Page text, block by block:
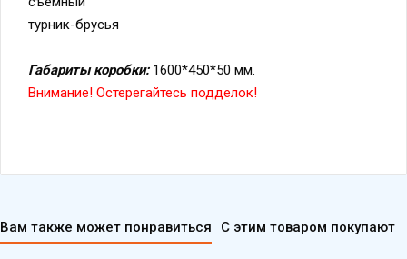
турник-брусья
Габариты коробки:1600*450*50 мм.
Внимание! Остерегайтесь подделок!
Вам также может понравиться С этим товаром покупают